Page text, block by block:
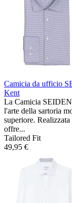
Camicia da ufficio
Kent
La Camicia
l'arte della sartoria
superiore.
offre...
Tailored Fit
49,95 €